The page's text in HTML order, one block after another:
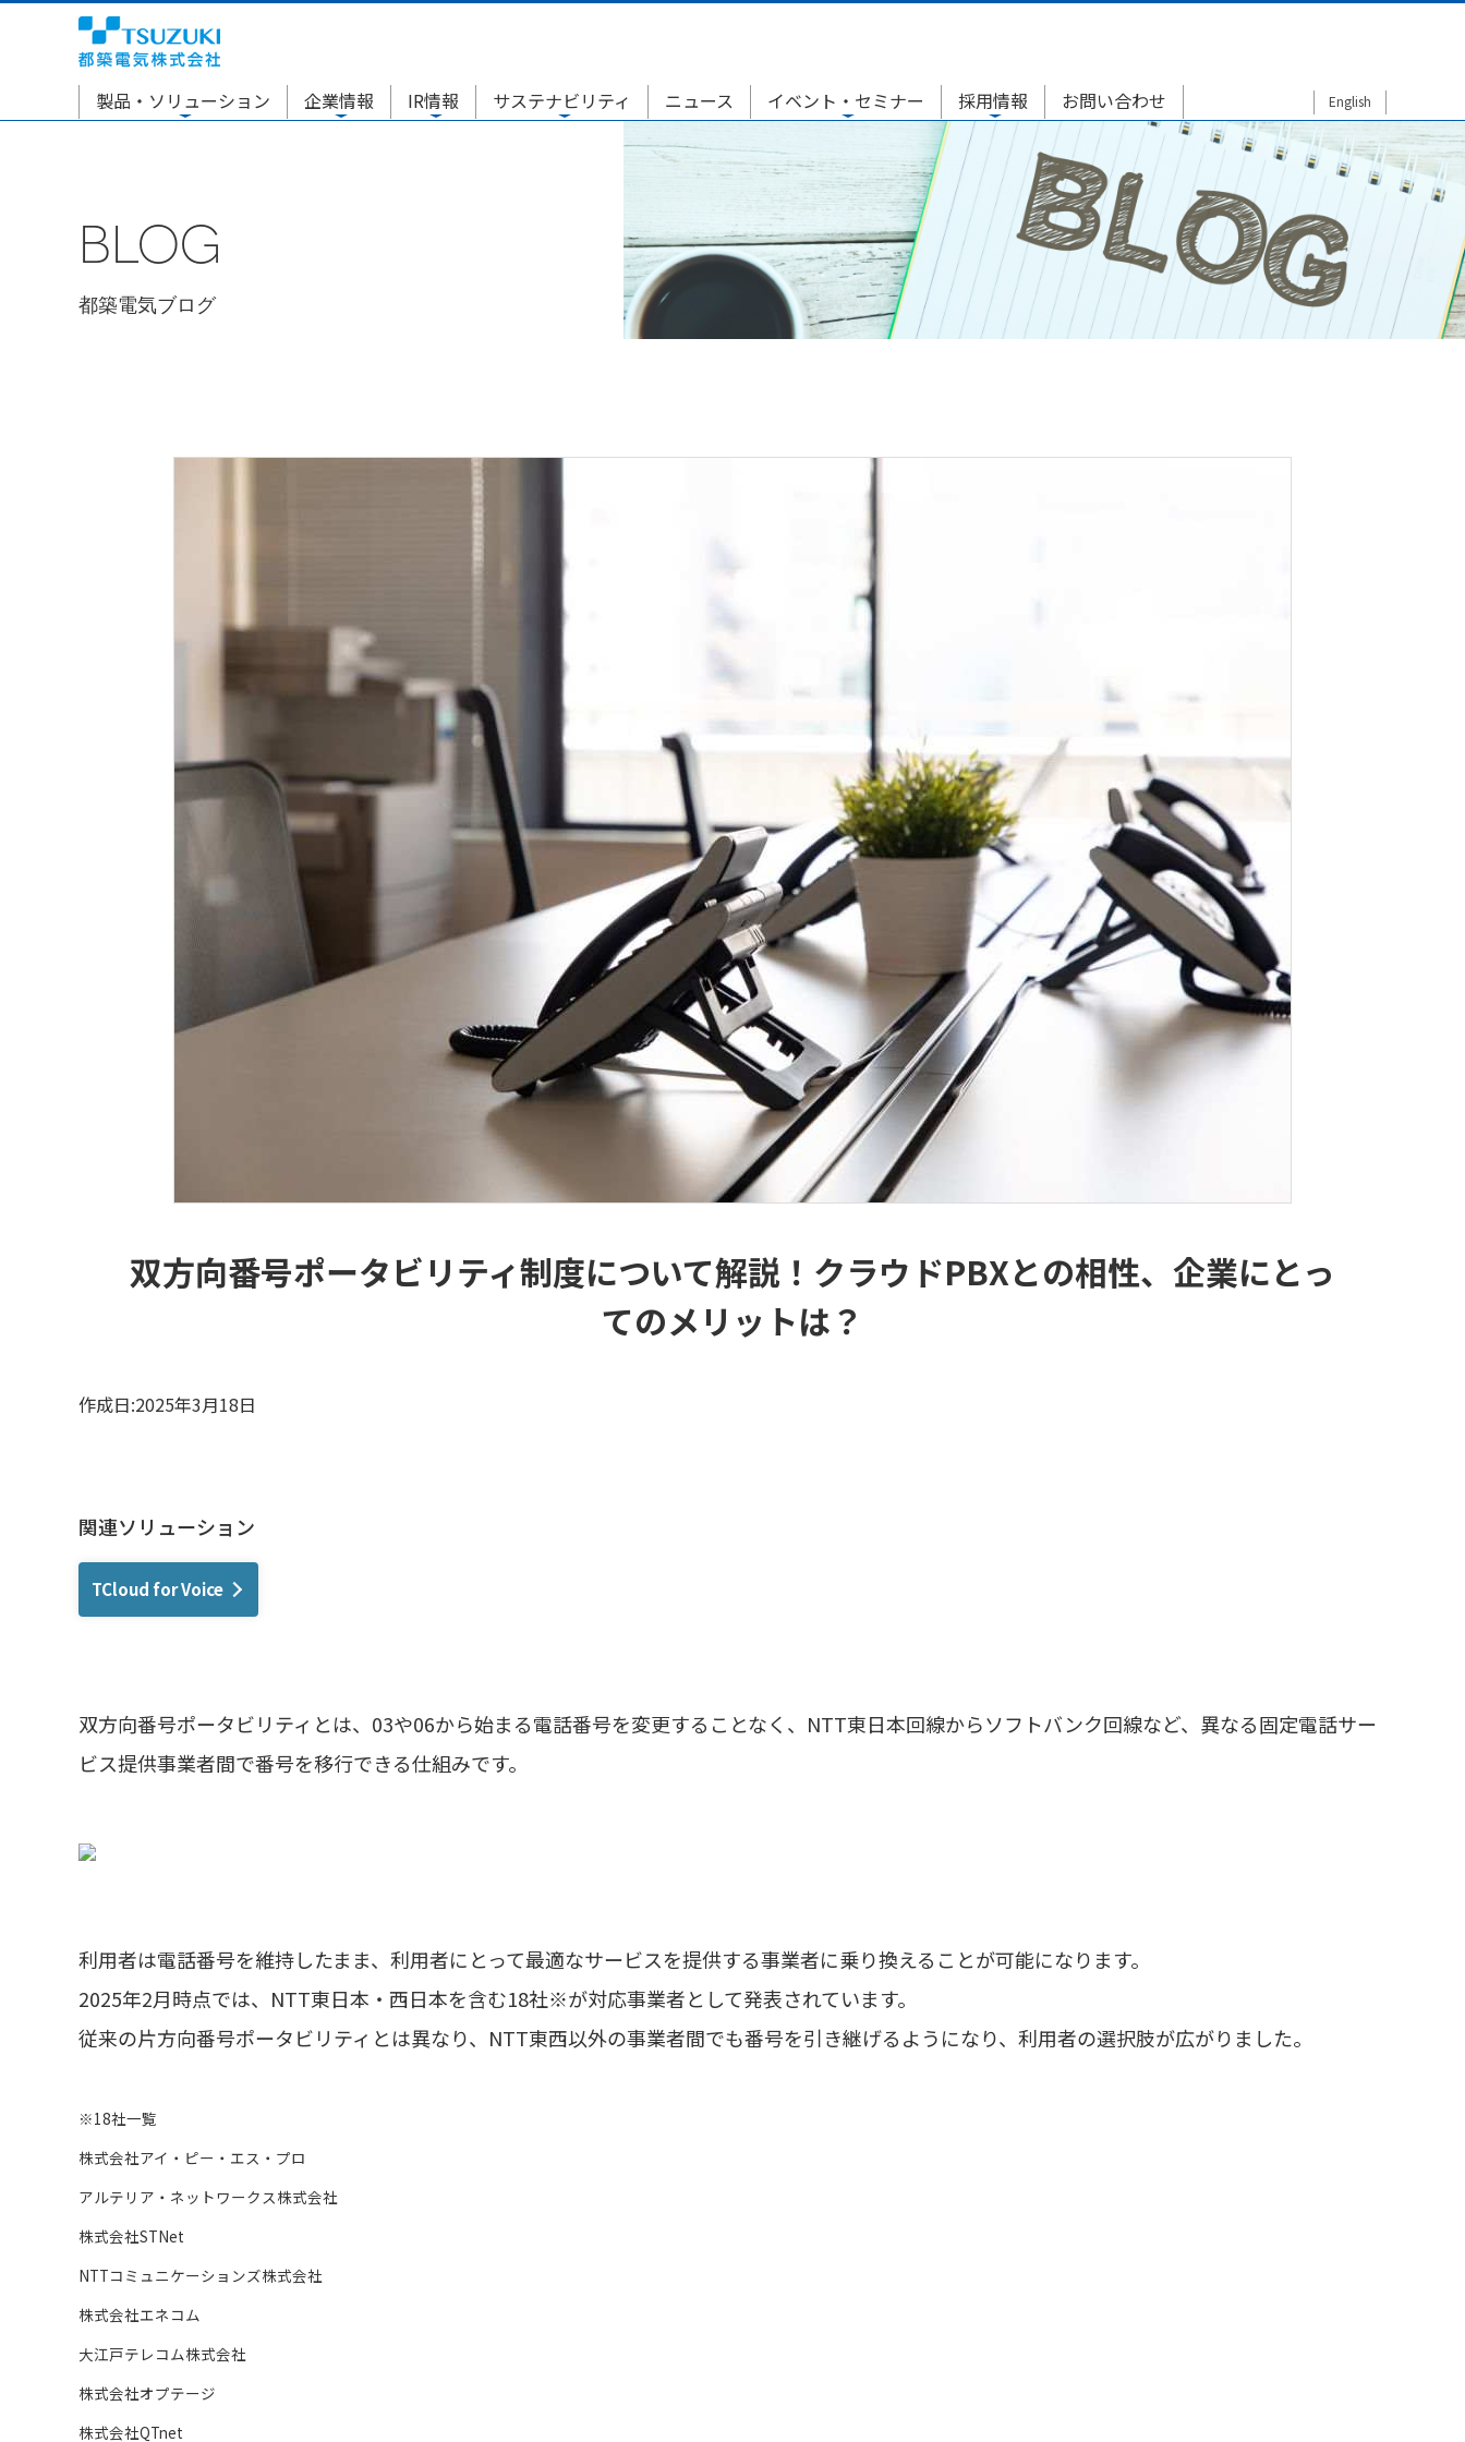
English
製品・ソリューション 企業情報 IR情報 サステナビリティ ニュース イベント・セミナー 採用情報 お問い合わせ
BLOG
都築電気ブログ
双方向番号ポータビリティ制度について解説！クラウドPBXとの相性、企業にとっ
てのメリットは？
作成日:2025年3月18日
関連ソリューション
TCloud for Voice
双方向番号ポータビリティとは、03や06から始まる電話番号を変更することなく、NTT東日本回線からソフトバンク回線など、異なる固定電話サー
ビス提供事業者間で番号を移行できる仕組みです。
利用者は電話番号を維持したまま、利用者にとって最適なサービスを提供する事業者に乗り換えることが可能になります。
2025年2月時点では、NTT東日本・西日本を含む18社※が対応事業者として発表されています。
従来の片方向番号ポータビリティとは異なり、NTT東西以外の事業者間でも番号を引き継げるようになり、利用者の選択肢が広がりました。
※18社一覧
株式会社アイ・ピー・エス・プロ
アルテリア・ネットワークス株式会社
株式会社STNet
NTTコミュニケーションズ株式会社
株式会社エネコム
大江戸テレコム株式会社
株式会社オプテージ
株式会社QTnet